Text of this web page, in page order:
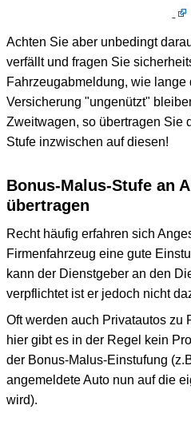
Achten Sie aber unbedingt
verfällt und fragen Sie
Fahrzeugabmeldung, wie lange
Versicherung "ungenützt"
Zweitwagen, so übertragen Sie
Stufe inzwischen auf diesen!
Bonus-Malus-Stufe an
übertragen
Recht häufig erfahren sich
Firmenfahrzeug eine gute
kann der Dienstgeber an den
verpflichtet ist er jedoch nicht
Oft werden auch Privatautos zu
hier gibt es in der Regel kein
der Bonus-Malus-Einstufung
angemeldete Auto nun auf die
wird).